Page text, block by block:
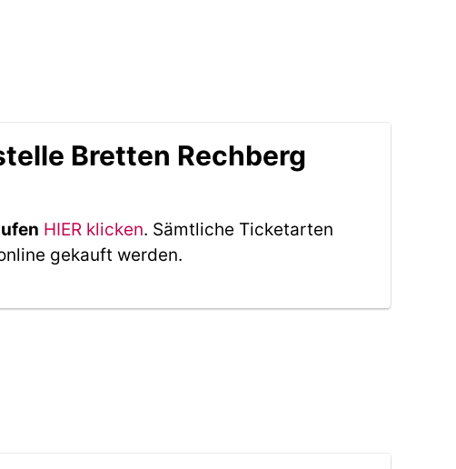
Bretten Rechberg
HIER klicken. Sämtliche Ticketarten
gekauft werden.